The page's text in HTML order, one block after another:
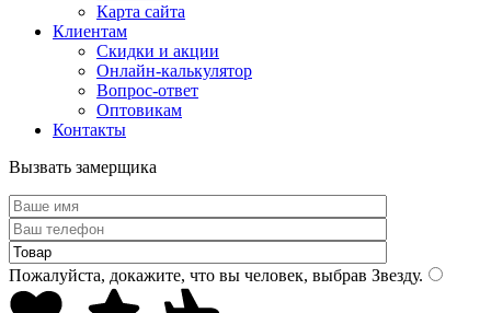
Карта сайта
Клиентам
Скидки и акции
Онлайн-калькулятор
Вопрос-ответ
Оптовикам
Контакты
Вызвать замерщика
Пожалуйста, докажите, что вы человек, выбрав Звезду.